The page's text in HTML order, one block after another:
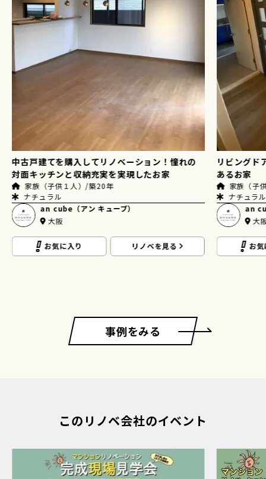
中古戸建てを購入してリノベーション！憧れの
対面キッチンと収納充実を実現したお家
家族（子供１人）/築20年
ナチュラル
an cube（アン キューブ）
大阪
お気に入り リノベを見る
リビングド
あるお家
家族（子
ナチュラル
an
大
お
事例をみる
このリノベ会社のイベント